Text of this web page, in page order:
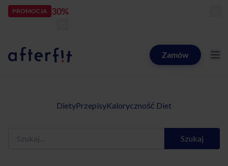
PROMOCJA 30%
Catering dietetyczny AfterfitZamów
DietyPrzepisyKaloryczność Diet
Szukaj